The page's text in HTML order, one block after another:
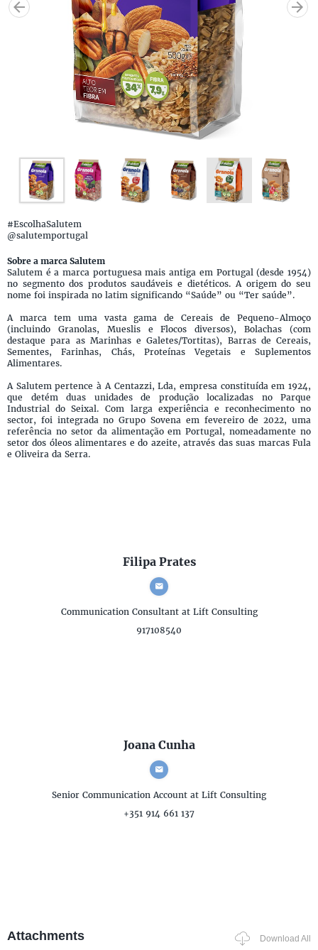
#EscolhaSalutem
@salutemportugal
Sobre a marca Salutem
Salutem é a marca portuguesa mais antiga em Portugal (desde 1954)
no segmento dos produtos saudáveis e dietéticos. A origem do seu
nome foi inspirada no latim significando “Saúde” ou “Ter saúde”.
A marca tem uma vasta gama de Cereais de Pequeno-Almoço
(incluindo Granolas, Mueslis e Flocos diversos), Bolachas (com
destaque para as Marinhas e Galetes/Tortitas), Barras de Cereais,
Sementes, Farinhas, Chás, Proteínas Vegetais e Suplementos
Alimentares.
A Salutem pertence à A Centazzi, Lda, empresa constituída em 1924,
que detém duas unidades de produção localizadas no Parque
Industrial do Seixal. Com larga experiência e reconhecimento no
sector, foi integrada no Grupo Sovena em fevereiro de 2022, uma
referência no setor da alimentação em Portugal, nomeadamente no
setor dos óleos alimentares e do azeite, através das suas marcas Fula
e Oliveira da Serra.
Filipa Prates
Communication Consultantat Lift Consulting
917108540
Joana Cunha
Senior Communication Account at Lift Consulting
+351 914 661 137
Attachments Download All